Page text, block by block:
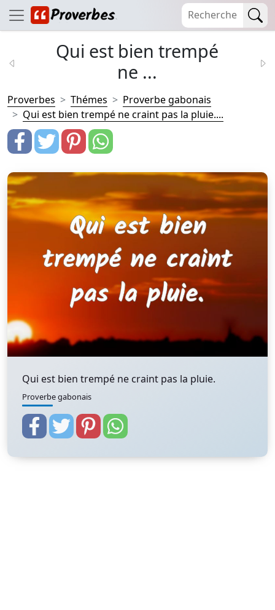
Qui est bien trempé
ne ...
Proverbes Thémes
Proverbe gabonais
Qui est bien trempé ne craint pas la pluie....
Qui est bien trempé ne craint pas la pluie.
Proverbe gabonais